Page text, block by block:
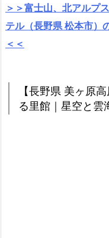
＞＞富士山、北アルプ
テル（長野県 松本市）
＜＜
【長野県 美ヶ原
る里館｜星空と雲